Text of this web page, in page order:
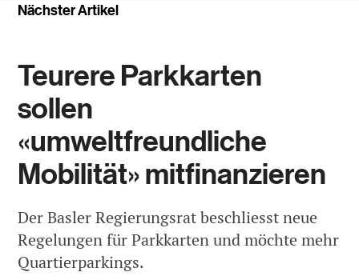
Nächster Artikel
Teurere Parkkarten
sollen
«umweltfreundliche
Mobilität» mitfinanzieren
Der Basler Regierungsrat beschliesst neue
Regelungen für Parkkarten und möchte mehr
Quartierparkings.